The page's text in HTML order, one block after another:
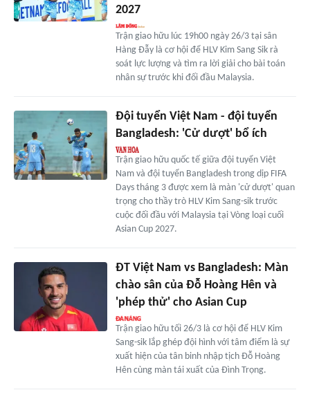
2027
Trận giao hữu lúc 19h00 ngày 26/3 tại sân
Hàng Đẫy là cơ hội để HLV Kim Sang Sik rà
soát lực lượng và tìm ra lời giải cho bài toán
nhân sự trước khi đối đầu Malaysia.
Đội tuyển Việt Nam - đội tuyển
Bangladesh: 'Cử dượt' bổ ích
Trận giao hữu quốc tế giữa đội tuyển Việt
Nam và đội tuyển Bangladesh trong dịp FIFA
Days tháng 3 được xem là màn 'cử dượt' quan
trọng cho thầy trò HLV Kim Sang-sik trước
cuộc đối đầu với Malaysia tại Vòng loại cuối
Asian Cup 2027.
ĐT Việt Nam vs Bangladesh: Màn
chào sân của Đỗ Hoàng Hên và
'phép thử' cho Asian Cup
Trận giao hữu tối 26/3 là cơ hội để HLV Kim
Sang-sik lắp ghép đội hình với tâm điểm là sự
xuất hiện của tân binh nhập tịch Đỗ Hoàng
Hên cùng màn tái xuất của Đình Trọng.